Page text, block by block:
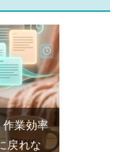
作業効率
戻れな